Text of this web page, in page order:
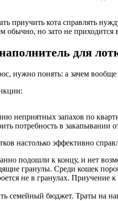
приучить кота справлять
обычно, но зато не приходится
для
нужно понять: а зачем
неприятных запахов по
потребность в закапывании
настолько эффективно
подошли к концу, и нет
гранулы. Среди кошек
не в гранулах.
семейный бюджет. Траты на